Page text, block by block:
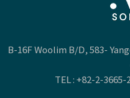
B-16F Woolim B/D, 583-
TEL :+82-2-3665-